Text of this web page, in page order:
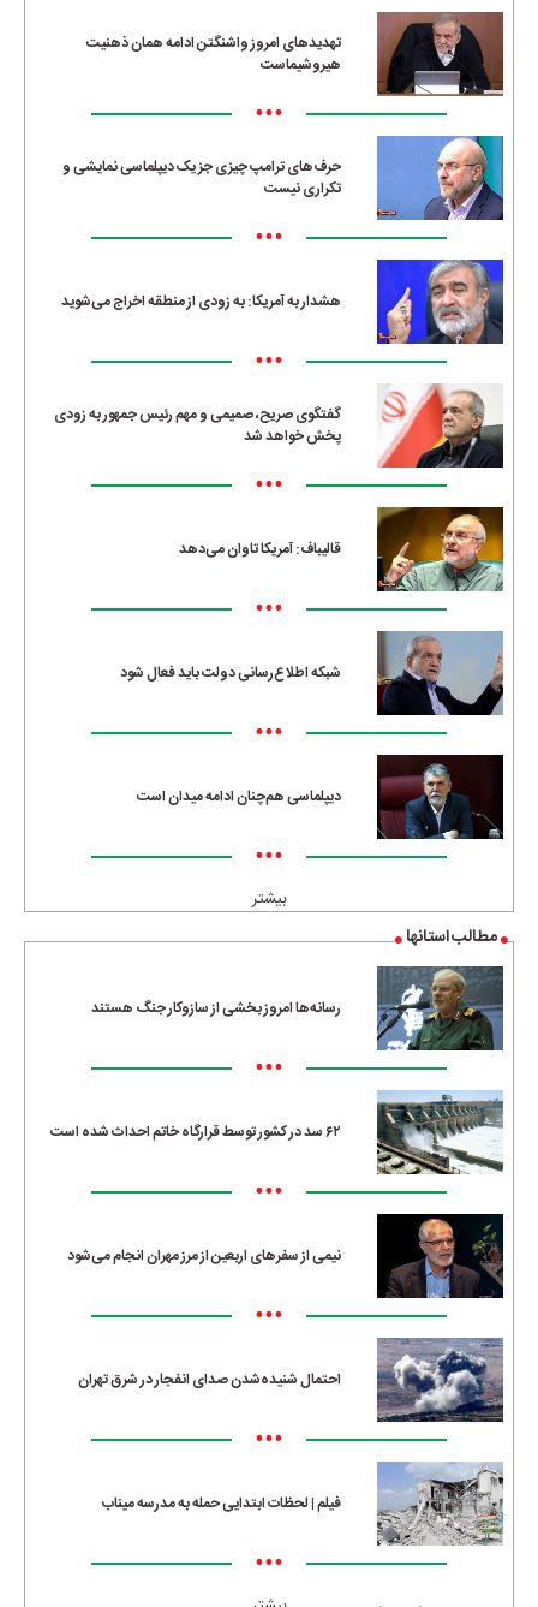
تهدیدهای امروز واشنگتن ادامه همان ذهنیت
هیروشیماست
•••
حرف‌های ترامپ چیزی جز یک دیپلماسی نمایشی و
تکراری نیست
•••
هشدار به آمریکا: به زودی از منطقه اخراج می‌شوید
•••
گفتگوی صریح، صمیمی و مهم رئیس جمهور به زودی
پخش خواهد شد
•••
قالیباف: آمریکا تاوان می‌دهد
•••
شبکه اطلاع‌رسانی دولت باید فعال شود
•••
دیپلماسی هم‌چنان ادامه میدان است
•••
بیشتر
مطالب استانها
رسانه‌ها امروز بخشی از سازوکار جنگ هستند
•••
۶۲ سد در کشور توسط قرارگاه خاتم احداث شده است
•••
نیمی از سفرهای اربعین از مرز مهران انجام می‌شود
•••
احتمال شنیده‌شدن صدای انفجار در شرق تهران
•••
فیلم | لحظات ابتدایی حمله به مدرسه میناب
•••